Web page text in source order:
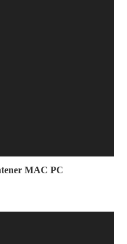
MAC PC